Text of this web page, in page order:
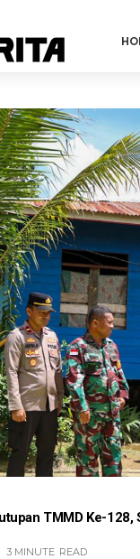
TMMD Ke-128,
3 MINUTE READ